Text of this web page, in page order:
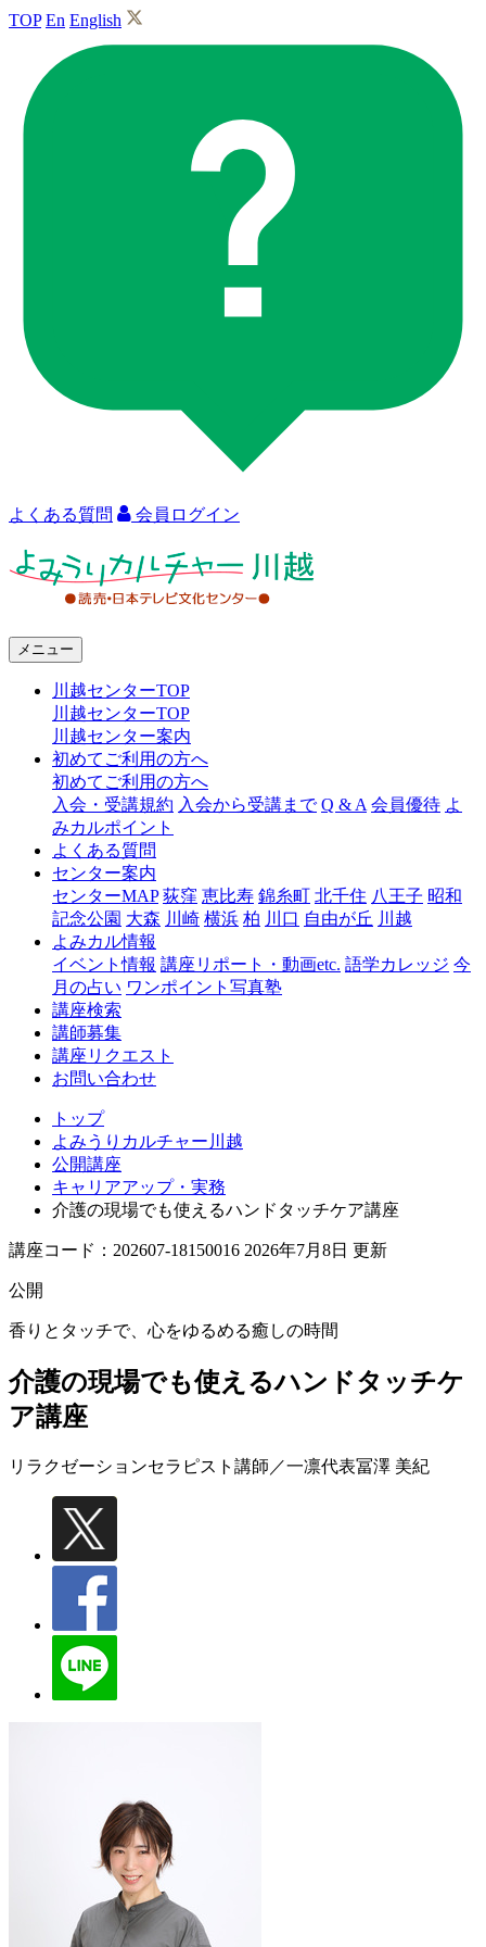
TOP En English
よくある質問 会員ログイン
ャ
越
メニュー
川越センターTOP
川越センターTOP
川越センター案内
初めてご利用の方へ
初めてご利用の方へ
入会・受講規約 入会から受講まで Q & A 会員優待 よ
みカルポイント
よくある質問
センター案内
センターMAP 荻窪 恵比寿 錦糸町 北千住 八王子 昭和
記念公園 大森 川崎 横浜 柏 川口 自由が丘 川越
よみカル情報
イベント情報 講座リポート・動画etc. 語学カレッジ 今
月の占い ワンポイント写真塾
講座検索
講師募集
講座リクエスト
お問い合わせ
トップ
よみうりカルチャー川越
公開講座
キャリアアップ・実務
介護の現場でも使えるハンドタッチケア講座
講座コード：202607-18150016 2026年7月8日 更新
公開
香りとタッチで、心をゆるめる癒しの時間
介護の現場でも使えるハンドタッチケ
ア講座
リラクゼーションセラピスト講師／一凛代表冨澤 美紀